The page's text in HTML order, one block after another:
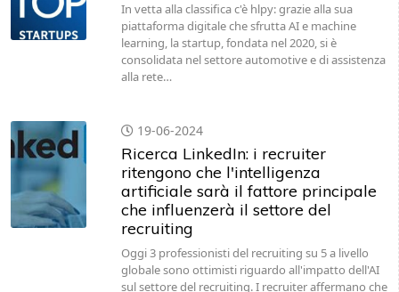
In vetta alla classifica c'è hlpy: grazie alla sua
piattaforma digitale che sfrutta AI e machine
learning, la startup, fondata nel 2020, si è
consolidata nel settore automotive e di assistenza
alla rete…
19-06-2024
Ricerca LinkedIn: i recruiter
ritengono che l'intelligenza
artificiale sarà il fattore principale
che influenzerà il settore del
recruiting
Oggi 3 professionisti del recruiting su 5 a livello
globale sono ottimisti riguardo all'impatto dell'AI
sul settore del recruiting. I recruiter affermano che